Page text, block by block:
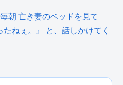
朝 亡き妻のベッドを見て
たねぇ。』 と、話しかけてく